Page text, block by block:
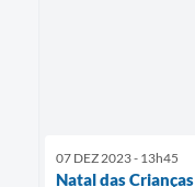
07 DEZ 2023 - 13h45
Natal das Crianças